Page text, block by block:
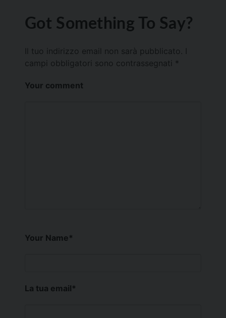
Got Something To Say?
Il tuo indirizzo email non sarà pubblicato.
campi obbligatori sono contrassegnati *
Your comment
Your Name*
La tua email*